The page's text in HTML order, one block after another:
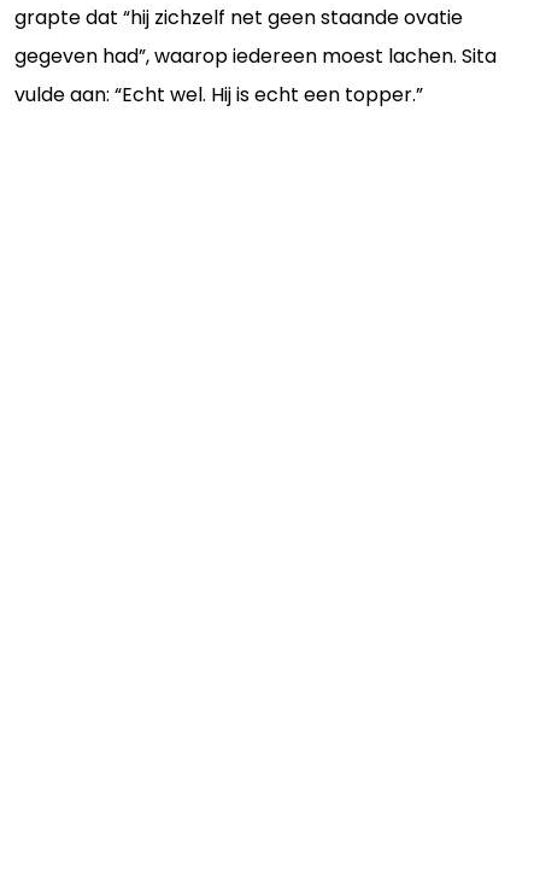
grapte dat “hij zichzelf net geen staande ovatie
gegeven had”, waarop iedereen moest lachen. Sita
vulde aan: “Echt wel. Hij is echt een topper.”